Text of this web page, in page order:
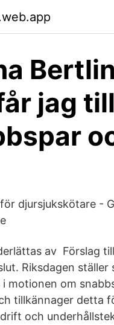
jag
djursjukskötare -
av Förslag till
Riksdagen ställer
i motionen om
tillkännager detta
och